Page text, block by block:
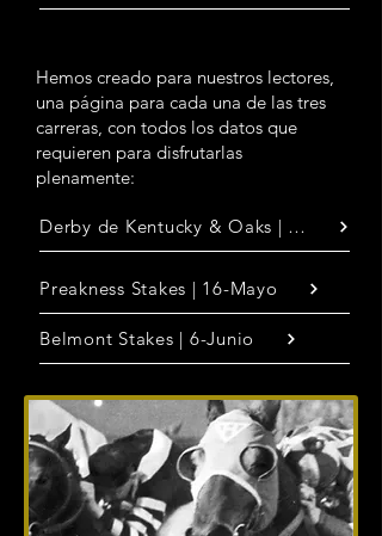
Hemos creado para nuestros lectores,
una página para cada una de las tres
carreras, con todos los datos que
requieren para disfrutarlas
plenamente:
Derby de Kentucky & Oaks | 1 y 2-Mayo
Preakness Stakes | 16-Mayo
Belmont Stakes | 6-Junio